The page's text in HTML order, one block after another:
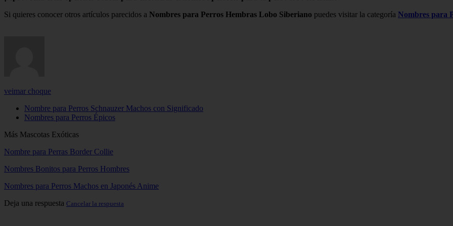
Si quieres conocer otros artículos parecidos a Nombres para Perros Hembras Lobo Siberiano puedes visitar la categoría Nombres para
veimar choque
Nombre para Perros Schnauzer Machos con Significado
Nombres para Perros Épicos
Más Mascotas Exóticas
Nombre para Perras Border Collie
Nombres Bonitos para Perros Hombres
Nombres para Perros Machos en Japonés Anime
Deja una respuesta Cancelar la respuesta